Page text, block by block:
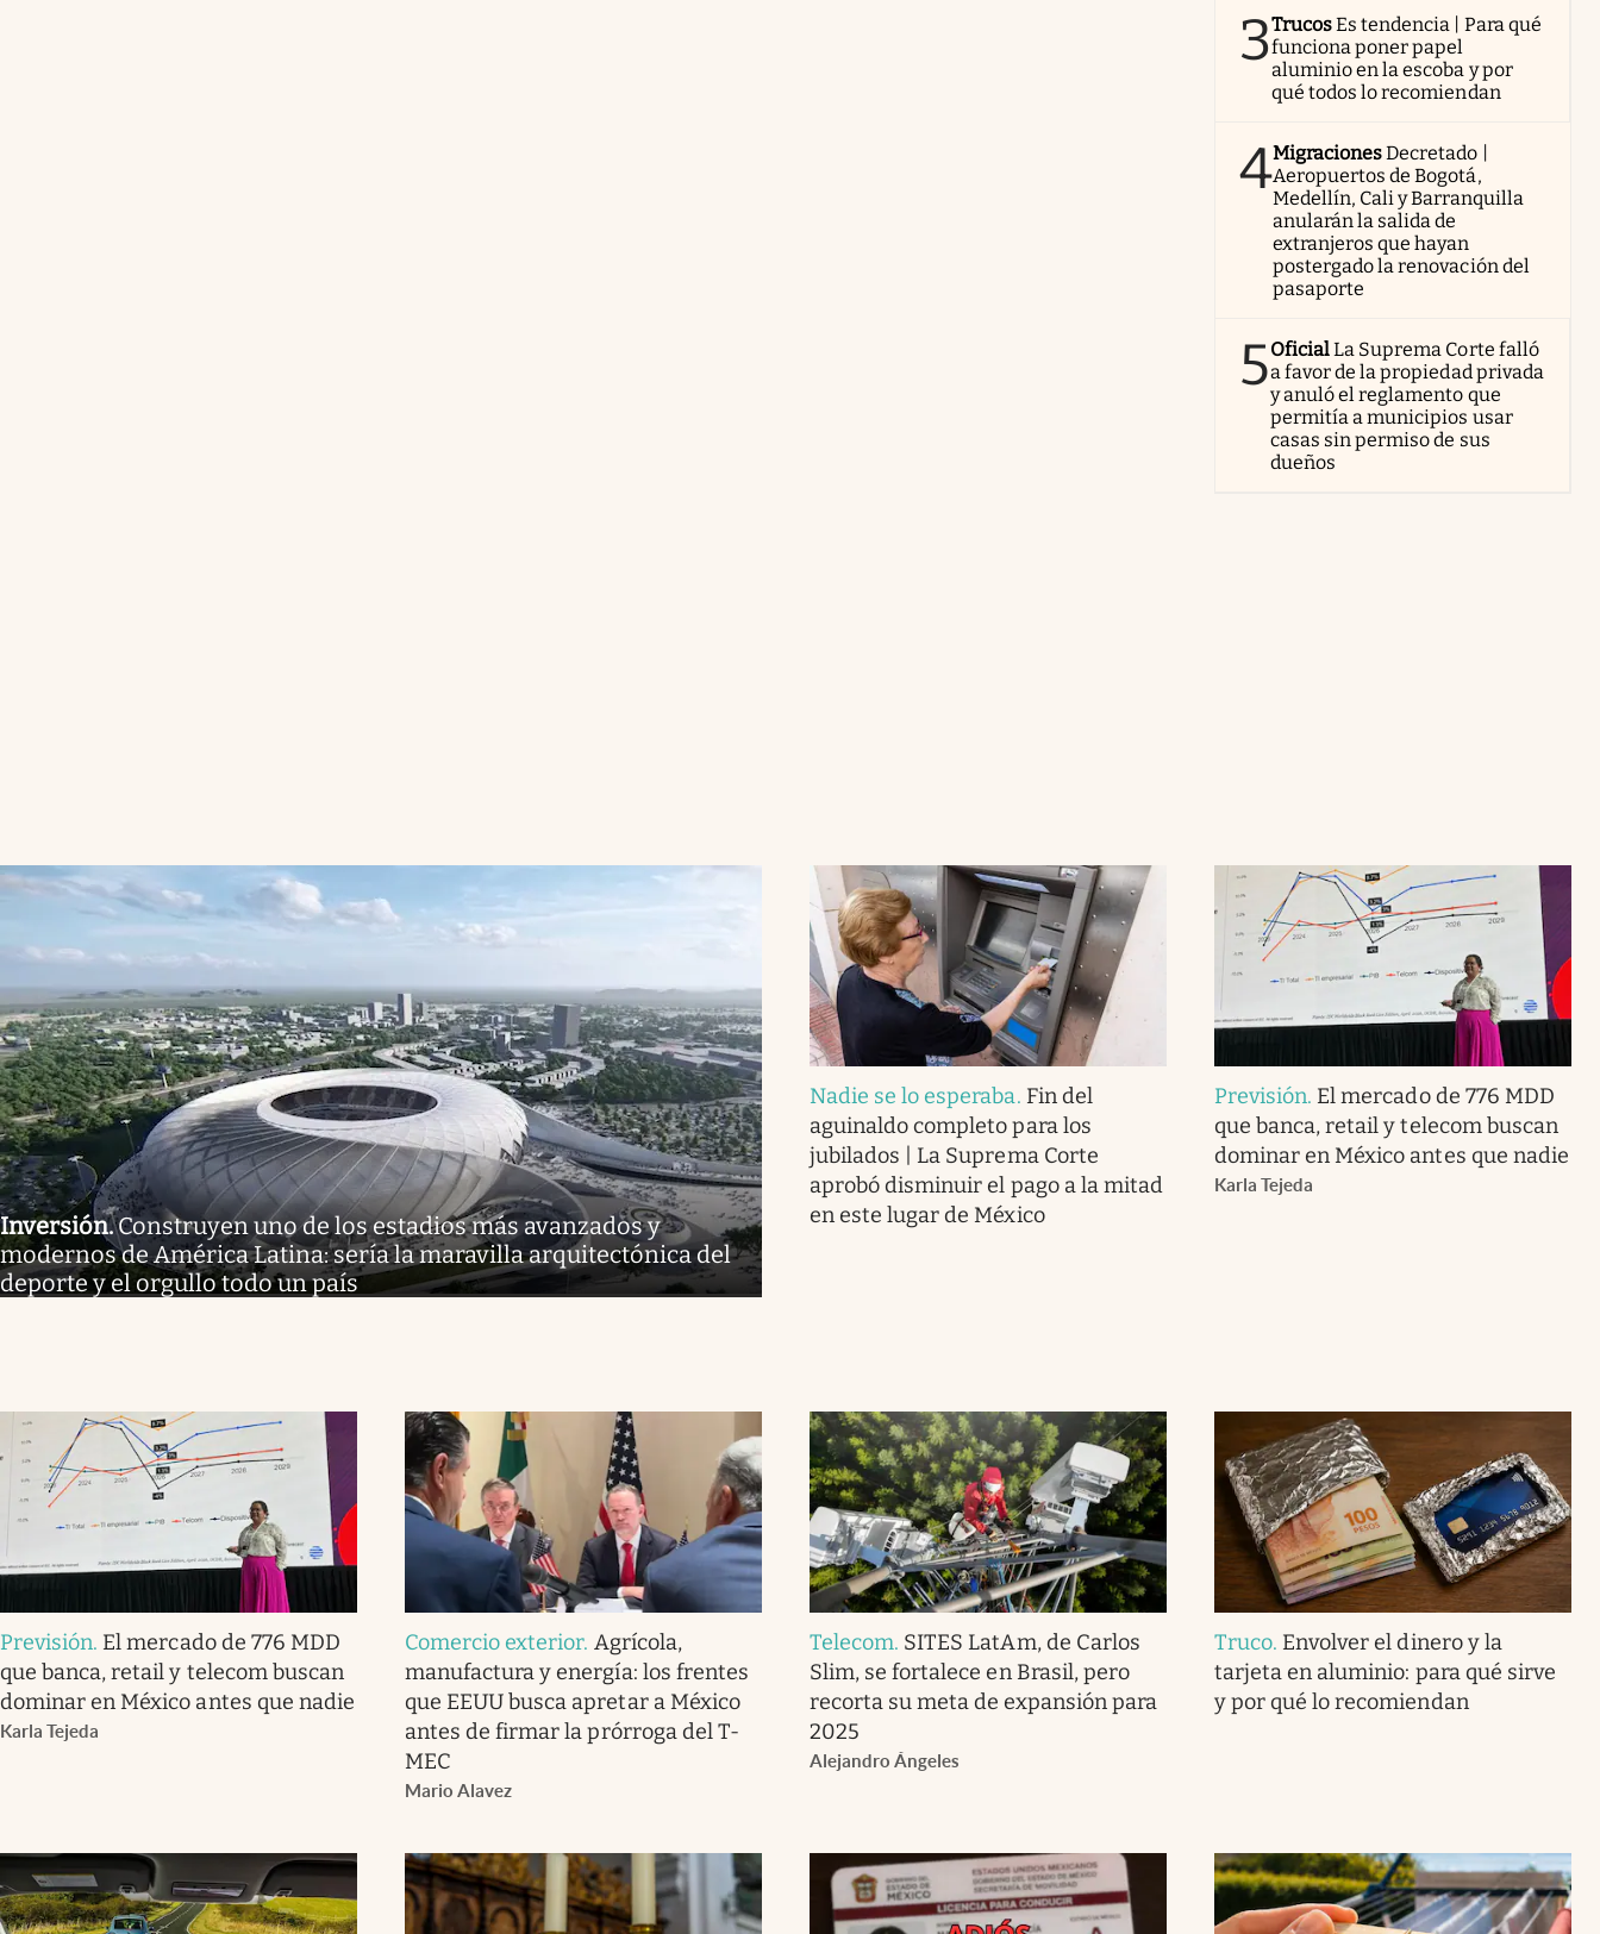
3TrucosEs tendencia | Para qué
funciona poner papel
aluminio en la escoba y por
qué todos lo recomiendan
4MigracionesDecretado |
Aeropuertos de Bogotá,
Medellín, Cali y Barranquilla
anularán la salida de
extranjeros que hayan
postergado la renovación del
pasaporte
5OficialLa Suprema Corte falló
a favor de la propiedad privada
y anuló el reglamento que
permitía a municipios usar
casas sin permiso de sus
dueños
Inversión.Construyen uno de los estadios más avanzados y
modernos de América Latina: sería la maravilla arquitectónica del
deporte y el orgullo todo un país
Nadie se lo esperaba. Fin del
aguinaldo completo para los
jubilados | La Suprema Corte
aprobó disminuir el pago a la mitad
en este lugar de México
Previsión. El mercado de 776 MDD
que banca, retail y telecom buscan
dominar en México antes que nadie
Karla Tejeda
Previsión. El mercado de 776 MDD
que banca, retail y telecom buscan
dominar en México antes que nadie
Karla Tejeda
Comercio exterior. Agrícola,
manufactura y energía: los frentes
que EEUU busca apretar a México
antes de firmar la prórroga del T-
MEC
Mario Alavez
Telecom. SITES LatAm, de Carlos
Slim, se fortalece en Brasil, pero
recorta su meta de expansión para
2025
Alejandro Ángeles
Truco. Envolver el dinero y la
tarjeta en aluminio: para qué sirve
y por qué lo recomiendan